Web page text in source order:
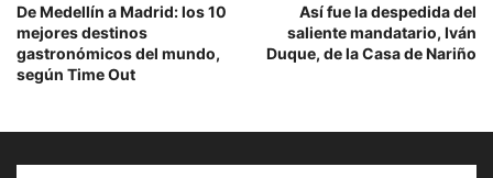
De Medellín a Madrid: los 10
mejores destinos
gastronómicos del mundo,
según Time Out
Así fue la despedida del
saliente mandatario, Iván
Duque, de la Casa de Nariño